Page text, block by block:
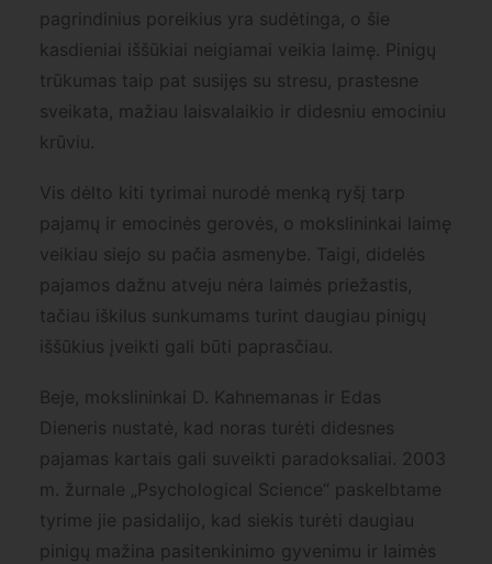
pagrindinius poreikius yra sudėtinga, o šie
kasdieniai iššūkiai neigiamai veikia laimę. Pinigų
trūkumas taip pat susijęs su stresu, prastesne
sveikata, mažiau laisvalaikio ir didesniu emociniu
krūviu.
Vis dėlto kiti tyrimai nurodė menką ryšį tarp
pajamų ir emocinės gerovės, o mokslininkai laimę
veikiau siejo su pačia asmenybe. Taigi, didelės
pajamos dažnu atveju nėra laimės priežastis,
tačiau iškilus sunkumams turint daugiau pinigų
iššūkius įveikti gali būti paprasčiau.
Beje, mokslininkai D. Kahnemanas ir Edas
Dieneris nustatė, kad noras turėti didesnes
pajamas kartais gali suveikti paradoksaliai. 2003
m. žurnale „Psychological Science“ paskelbtame
tyrime jie pasidalijo, kad siekis turėti daugiau
pinigų mažina pasitenkinimo gyvenimu ir laimės